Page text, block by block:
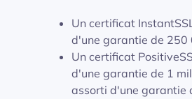
Un certificat
d'une garantie de 250
Un certificat
d'une garantie de 1
assorti d'une garantie